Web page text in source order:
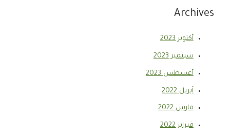
Archives
أكتوبر 2023
سبتمبر 2023
أغسطس 2023
أبريل 2022
مارس 2022
فبراير 2022